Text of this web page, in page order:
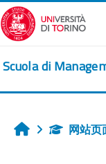
跳到主要内容
Scuola di
首页 网站页